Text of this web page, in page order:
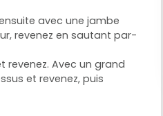
avec une jambe
revenez en sautant par-
revenez. Avec un grand
et revenez, puis